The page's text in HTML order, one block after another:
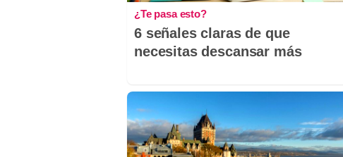
¿Te pasa esto?
6 señales claras de que
necesitas descansar más